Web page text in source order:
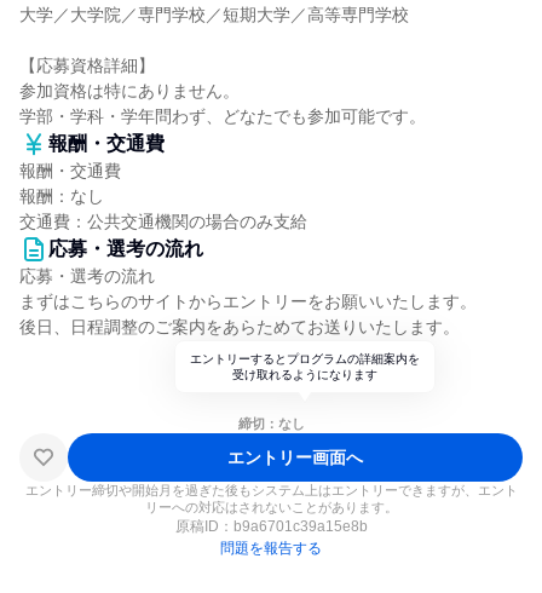
大学／大学院／専門学校／短期大学／高等専門学校
【応募資格詳細】
参加資格は特にありません。
学部・学科・学年問わず、どなたでも参加可能です。
報酬・交通費
報酬・交通費
報酬：なし
交通費：公共交通機関の場合のみ支給
応募・選考の流れ
応募・選考の流れ
まずはこちらのサイトからエントリーをお願いいたします。
後日、日程調整のご案内をあらためてお送りいたします。
エントリーするとプログラムの詳細案内を
受け取れるようになります
締切：なし
エントリー画面へ
エントリー締切や開始月を過ぎた後もシステム上はエントリーできますが、エント
リーへの対応はされないことがあります。
原稿ID： b9a6701c39a15e8b
問題を報告する